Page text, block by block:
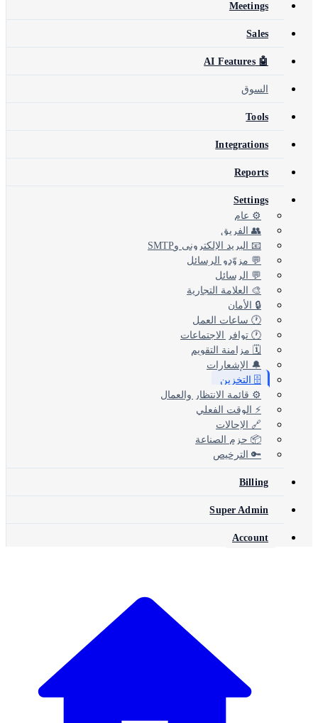
Meetings
Sales
🤖 AI Features
السوق
Tools
Integrations
Reports
Settings
⚙️ عام
👥 الفريق
📧 البريد الإلكتروني وSMTP
💬 مزوّدو الرسائل
💬 الرسائل
🎨 العلامة التجارية
🔒 الأمان
🕐 ساعات العمل
🕐 توافر الاجتماعات
🗓️ مزامنة التقويم
🔔 الإشعارات
🗄️ التخزين
⚙️ قائمة الانتظار والعمال
⚡ الوقت الفعلي
🔗 الإحالات
📦 حزم الصناعة
🔑 الترخيص
Billing
Super Admin
Account